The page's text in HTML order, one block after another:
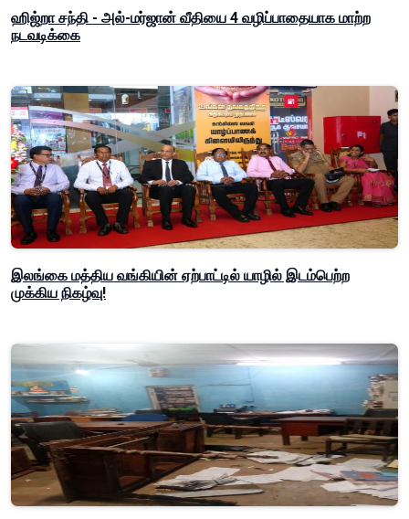
ஹிஜ்றா சந்தி - அல்-மர்ஜான் வீதியை 4 வழிப்பாதையாக மாற்ற
நடவடிக்கை
இலங்கை மத்திய வங்கியின் ஏற்பாட்டில் யாழில் இடம்பெற்ற
முக்கிய நிகழ்வு!